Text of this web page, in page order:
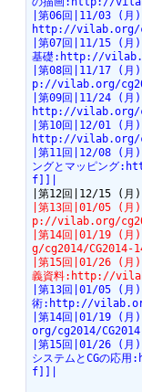
|第06回|11/03 (月
http://vilab.org/
|第07回|11/15 (月
基礎:http://
|第08回|11/17 (月
p://vilab.org/
|第09回|11/24 (月
http://vilab.org/
|第10回|12/01 (月
http://vilab.org/
|第11回|12/08 (月)|
ングとマッピング
f]]|
|第13回|01/05 (月
p://vilab.org/
|第14回|01/19 (
g/cg2014/CG2014-
|第15回|01/26 (月
義資料:http://
|第13回|01/05 (月
術:http://
|第14回|01/19 (
org/cg2014/
|第15回|01/26 (月)|
システムとCGの
f]]|